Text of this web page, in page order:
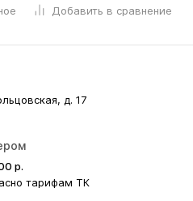
Добавить в сравнение
д. 17
р.
тарифам ТК